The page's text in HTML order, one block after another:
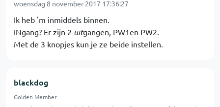
woensdag 8 november 2017 17:36:27
Ik heb 'm inmiddels binnen.
INgang? Er zijn 2 uitgangen, PW1en PW2.
Met de 3 knopjes kun je ze beide instellen.
blackdog
Golden Member